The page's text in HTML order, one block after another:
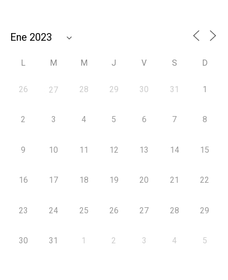
L M M J V S D
26 27 28 29 30 31 1
2 3 4 5 6 7 8
9 10 11 12 13 14 15
16 17 18 19 20 21 22
23 24 25 26 27 28 29
30 31 1 2 3 4 5